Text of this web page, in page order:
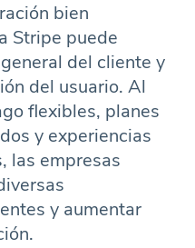
bien
Stripe puede
del cliente y
del usuario. Al
flexibles, planes
y experiencias
las empresas
y aumentar